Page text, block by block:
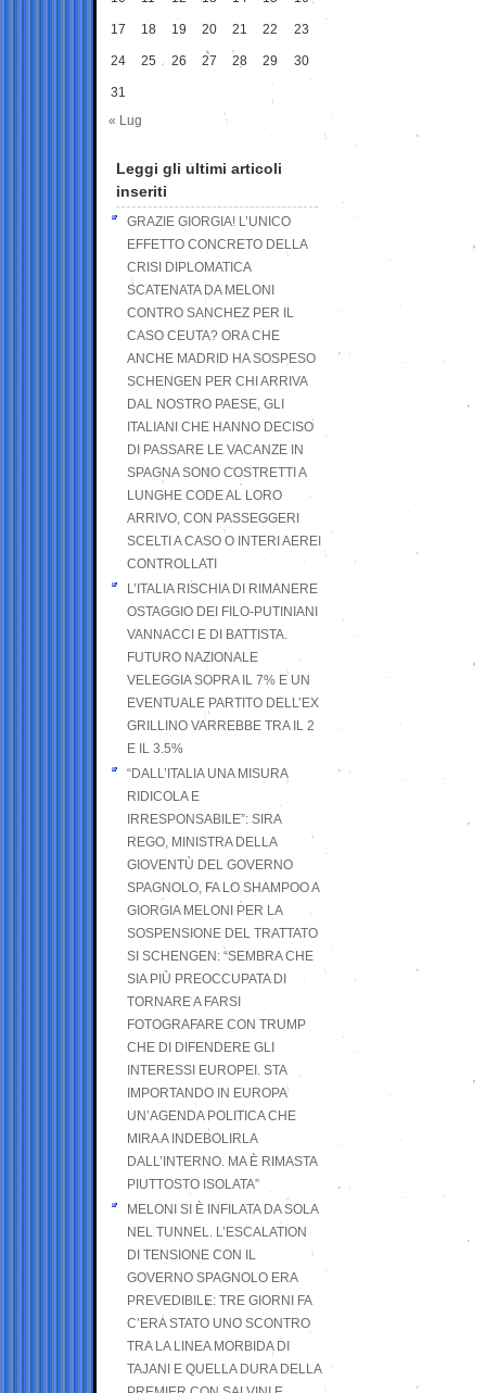
17 18 19 20 21 22 23
24 25 26 27 28 29 30
31
« Lug
Leggi gli ultimi articoli
inseriti
GRAZIE GIORGIA! L’UNICO
EFFETTO CONCRETO DELLA
CRISI DIPLOMATICA
SCATENATA DA MELONI
CONTRO SANCHEZ PER IL
CASO CEUTA? ORA CHE
ANCHE MADRID HA SOSPESO
SCHENGEN PER CHI ARRIVA
DAL NOSTRO PAESE, GLI
ITALIANI CHE HANNO DECISO
DI PASSARE LE VACANZE IN
SPAGNA SONO COSTRETTI A
LUNGHE CODE AL LORO
ARRIVO, CON PASSEGGERI
SCELTI A CASO O INTERI AEREI
CONTROLLATI
L’ITALIA RISCHIA DI RIMANERE
OSTAGGIO DEI FILO-PUTINIANI
VANNACCI E DI BATTISTA.
FUTURO NAZIONALE
VELEGGIA SOPRA IL 7% E UN
EVENTUALE PARTITO DELL’EX
GRILLINO VARREBBE TRA IL 2
E IL 3.5%
“DALL’ITALIA UNA MISURA
RIDICOLA E
IRRESPONSABILE”: SIRA
REGO, MINISTRA DELLA
GIOVENTÙ DEL GOVERNO
SPAGNOLO, FA LO SHAMPOO A
GIORGIA MELONI PER LA
SOSPENSIONE DEL TRATTATO
SI SCHENGEN: “SEMBRA CHE
SIA PIÙ PREOCCUPATA DI
TORNARE A FARSI
FOTOGRAFARE CON TRUMP
CHE DI DIFENDERE GLI
INTERESSI EUROPEI. STA
IMPORTANDO IN EUROPA
UN’AGENDA POLITICA CHE
MIRA A INDEBOLIRLA
DALL’INTERNO. MA È RIMASTA
PIUTTOSTO ISOLATA”
MELONI SI È INFILATA DA SOLA
NEL TUNNEL. L’ESCALATION
DI TENSIONE CON IL
GOVERNO SPAGNOLO ERA
PREVEDIBILE: TRE GIORNI FA
C’ERA STATO UNO SCONTRO
TRA LA LINEA MORBIDA DI
TAJANI E QUELLA DURA DELLA